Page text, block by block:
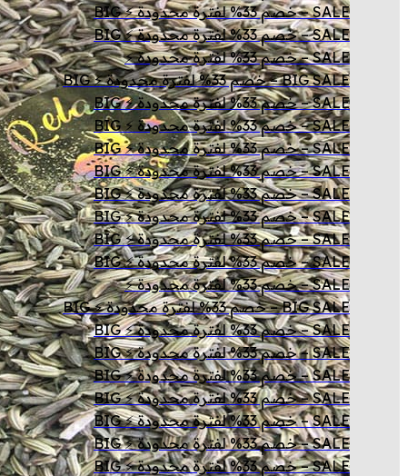
SALE – خصم 33% لفترة محدودة ⚡ BIG
SALE – خصم 33% لفترة محدودة ⚡ BIG
SALE – خصم 33% لفترة محدودة ⚡
BIG SALE – خصم 33% لفترة محدودة ⚡ BIG
SALE – خصم 33% لفترة محدودة ⚡ BIG
SALE – خصم 33% لفترة محدودة ⚡ BIG
SALE – خصم 33% لفترة محدودة ⚡ BIG
SALE – خصم 33% لفترة محدودة ⚡ BIG
SALE – خصم 33% لفترة محدودة ⚡ BIG
SALE – خصم 33% لفترة محدودة ⚡ BIG
SALE – خصم 33% لفترة محدودة ⚡ BIG
SALE – خصم 33% لفترة محدودة ⚡ BIG
SALE – خصم 33% لفترة محدودة ⚡
BIG SALE – خصم 33% لفترة محدودة ⚡ BIG
SALE – خصم 33% لفترة محدودة ⚡ BIG
SALE – خصم 33% لفترة محدودة ⚡ BIG
SALE – خصم 33% لفترة محدودة ⚡ BIG
SALE – خصم 33% لفترة محدودة ⚡ BIG
SALE – خصم 33% لفترة محدودة ⚡ BIG
SALE – خصم 33% لفترة محدودة ⚡ BIG
SALE – خصم 33% لفترة محدودة ⚡ BIG